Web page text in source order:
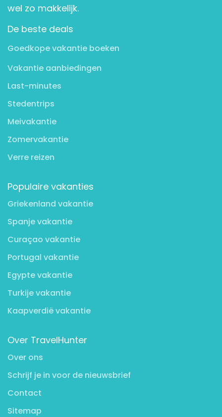
wel zo makkelijk.
De beste deals
Goedkope vakantie boeken
Vakantie aanbiedingen
Last-minutes
Stedentrips
Meivakantie
Zomervakantie
Verre reizen
Populaire vakanties
Griekenland vakantie
Spanje vakantie
Curaçao vakantie
Portugal vakantie
Egypte vakantie
Turkije vakantie
Kaapverdië vakantie
Over TravelHunter
Over ons
Schrijf je in voor de nieuwsbrief
Contact
Sitemap